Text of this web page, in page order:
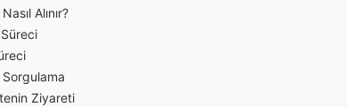
Alınır?
Ziyareti